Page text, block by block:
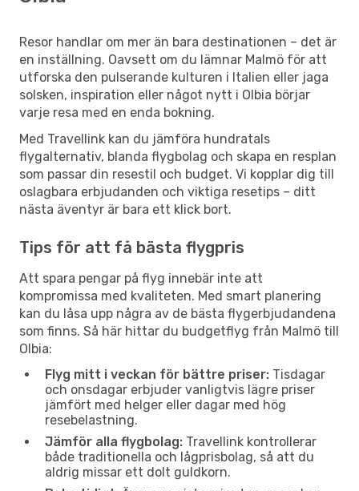
Resor handlar om mer än bara destinationen – det är
en inställning. Oavsett om du lämnar Malmö för att
utforska den pulserande kulturen i Italien eller jaga
solsken, inspiration eller något nytt i Olbia börjar
varje resa med en enda bokning.
Med Travellink kan du jämföra hundratals
flygalternativ, blanda flygbolag och skapa en resplan
som passar din resestil och budget. Vi kopplar dig till
oslagbara erbjudanden och viktiga resetips – ditt
nästa äventyr är bara ett klick bort.
Tips för att få bästa flygpris
Att spara pengar på flyg innebär inte att
kompromissa med kvaliteten. Med smart planering
kan du låsa upp några av de bästa flygerbjudandena
som finns. Så här hittar du budgetflyg från Malmö till
Olbia:
Flyg mitt i veckan för bättre priser: Tisdagar
och onsdagar erbjuder vanligtvis lägre priser
jämfört med helger eller dagar med hög
resebelastning.
Jämför alla flygbolag: Travellink kontrollerar
både traditionella och lågprisbolag, så att du
aldrig missar ett dolt guldkorn.